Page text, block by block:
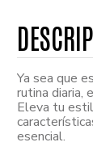
Ya sea que
rutina diaria,
Eleva tu
esencial.